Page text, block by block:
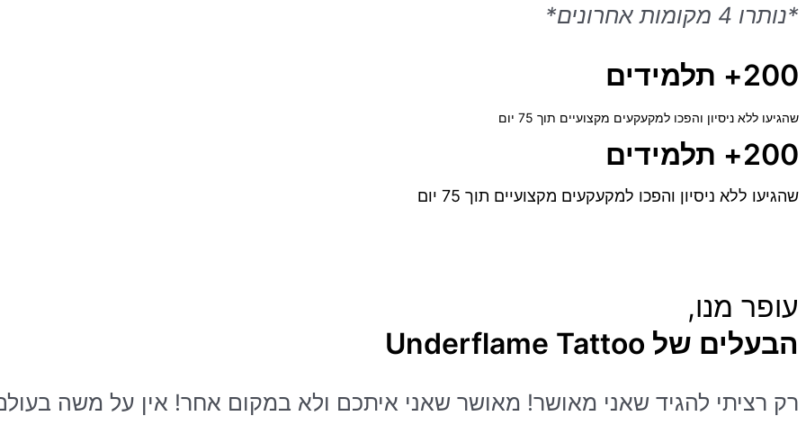
*נותרו 4 מקומות אחרונים*
200+ תלמידים
שהגיעו ללא ניסיון והפכו למקעקעים מקצועיים תוך 75 יום
200+ תלמידים
שהגיעו ללא ניסיון והפכו למקעקעים מקצועיים תוך 75 יום
עופר מנו,
הבעלים של Underflame Tattoo
רק רציתי להגיד שאני מאושר! מאושר שאני איתכם ולא במקום אחר! אין על משה